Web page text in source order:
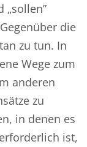
„sollen”
die
zu tun. In
Wege zum
anderen
zu
in denen es
ist,